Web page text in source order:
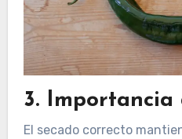
3. Importancia
El secado correcto